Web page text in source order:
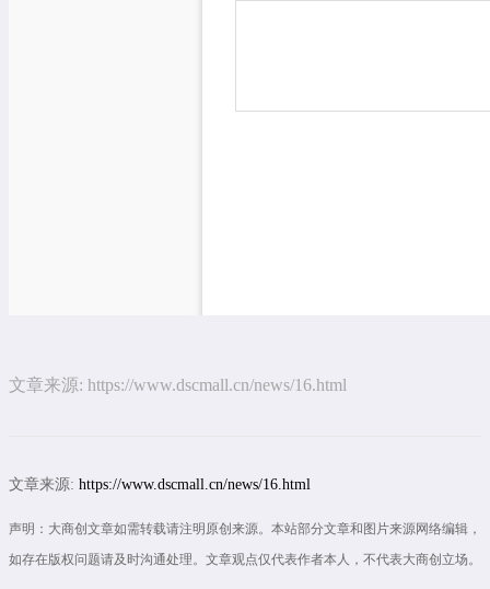
文章来源: https://www.dscmall.cn/news/16.html
文章来源: https://www.dscmall.cn/news/16.html
声明：大商创文章如需转载请注明原创来源。本站部分文章和图片来源网络编辑，
如存在版权问题请及时沟通处理。文章观点仅代表作者本人，不代表大商创立场。